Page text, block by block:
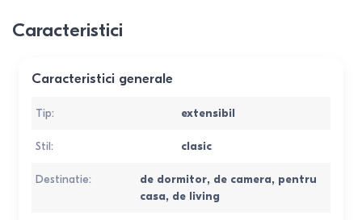
Caracteristici
Caracteristici generale
Tip: extensibil
Stil: clasic
Destinatie: de dormitor, de camera, pentru
casa, de living